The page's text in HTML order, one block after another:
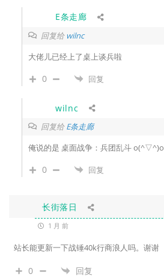
E条走廊
回复给 wilnc
大佬儿已经上了桌上谈兵啦
0 回复
wilnc
回复给E条走廊
俺说的是 桌面战争：兵团乱斗 o(^▽^)o
0 回复
长街落日
1 月 前
站长能更新一下战锤40k行商浪人吗。谢谢
0 回复